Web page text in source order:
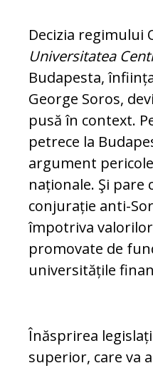
Decizia regimului
Universitatea
Bu­da­pesta,
George So­ros,
pusă în context.
pe­tre­ce la
argument
naționale. Şi pare
conjurație anti-
împotriva
promovate de
universitățile
Înăsprirea
superior, care va